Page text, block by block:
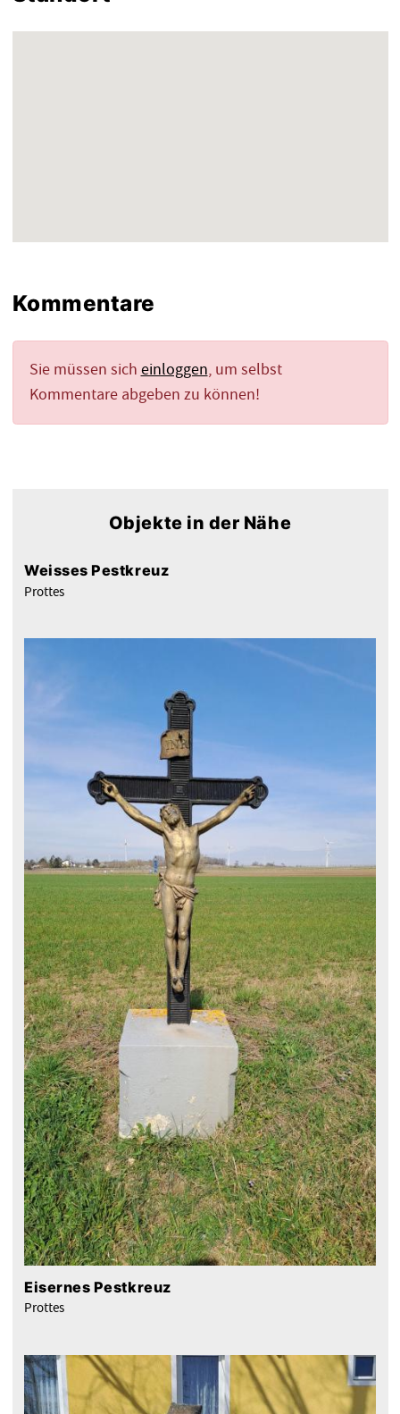
Kommentare
Sie müssen sich einloggen, um selbst
Kommentare abgeben zu können!
Objekte in der Nähe
Weisses Pestkreuz
Prottes
Eisernes Pestkreuz
Prottes